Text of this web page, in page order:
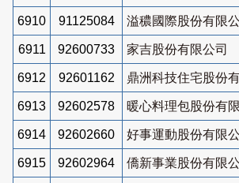
6910 91125084 溢穠國際股份有限
6911 92600733 家吉股份有限公司
6912 92601162 鼎洲科技住宅股份
6913 92602578 暖心料理包股份有
6914 92602660 好事運動股份有限
6915 92602964 僑新事業股份有限